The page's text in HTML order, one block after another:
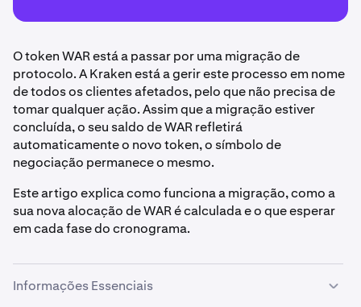
O token WAR está a passar por uma migração de
protocolo. A Kraken está a gerir este processo em nome
de todos os clientes afetados, pelo que não precisa de
tomar qualquer ação. Assim que a migração estiver
concluída, o seu saldo de WAR refletirá
automaticamente o novo token, o símbolo de
negociação permanece o mesmo.
Este artigo explica como funciona a migração, como a
sua nova alocação de WAR é calculada e o que esperar
em cada fase do cronograma.
Informações Essenciais